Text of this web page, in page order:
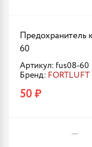
Предохранитель
60
Артикул: fus08-60
Бренд: FORTLUFT
50 ₽